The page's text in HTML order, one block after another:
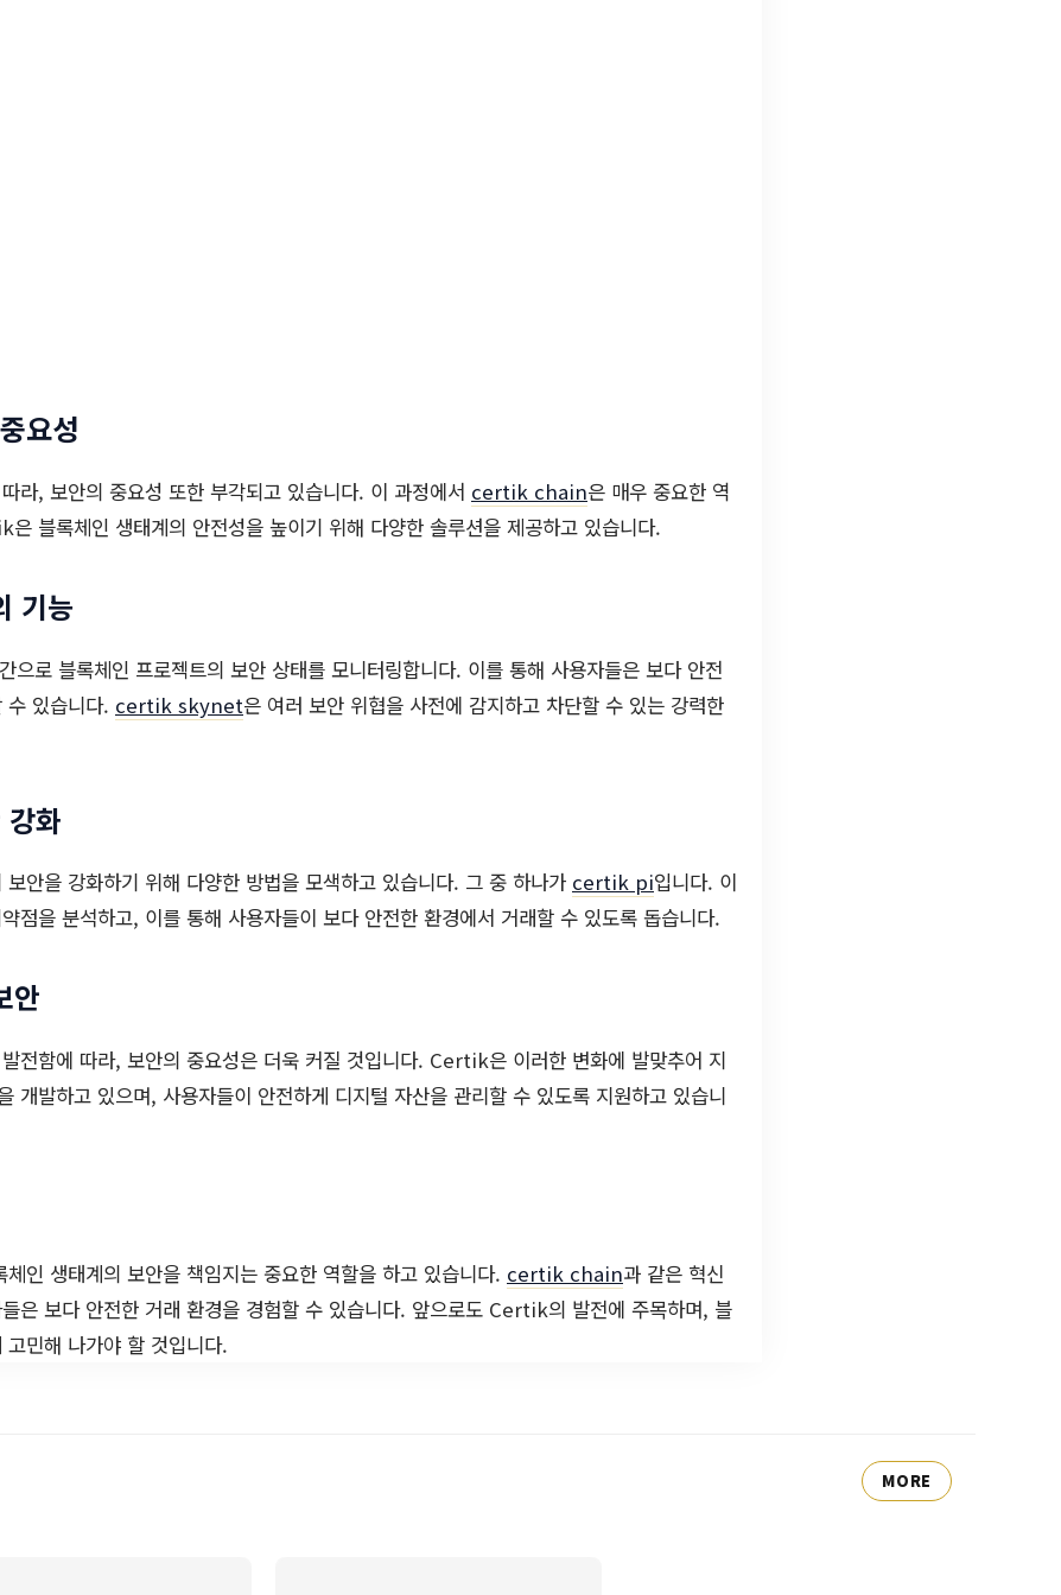
요성
라, 보안의 중요성 또한 부각되고 있습니다. 이 과정에서 certik chain은 매우 중요한 역
블록체인 생태계의 안전성을 높이기 위해 다양한 솔루션을 제공하고 있습니다.
기능
로 블록체인 프로젝트의 보안 상태를 모니터링합니다. 이를 통해 사용자들은 보다 안전
수 있습니다. certik skynet은 여러 보안 위협을 사전에 감지하고 차단할 수 있는 강력한
화
안을 강화하기 위해 다양한 방법을 모색하고 있습니다. 그 중 하나가 certik pi입니다. 이
점을 분석하고, 이를 통해 사용자들이 보다 안전한 환경에서 거래할 수 있도록 돕습니다.
안
전함에 따라, 보안의 중요성은 더욱 커질 것입니다. Certik은 이러한 변화에 발맞추어 지
개발하고 있으며, 사용자들이 안전하게 디지털 자산을 관리할 수 있도록 지원하고 있습니
인 생태계의 보안을 책임지는 중요한 역할을 하고 있습니다. certik chain과 같은 혁신
은 보다 안전한 거래 환경을 경험할 수 있습니다. 앞으로도 Certik의 발전에 주목하며, 블
민해 나가야 할 것입니다.
MORE